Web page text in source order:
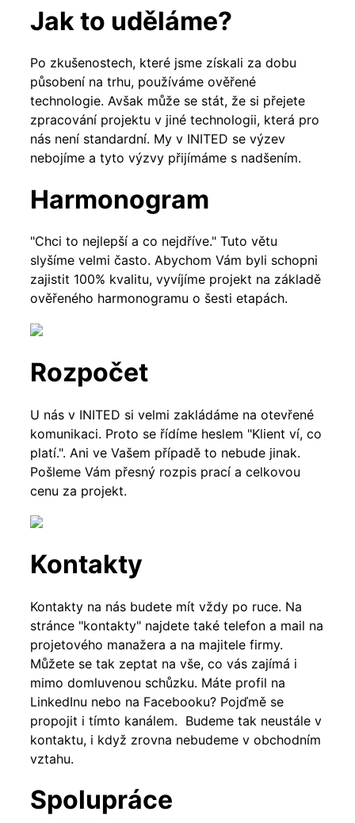
Jak to uděláme?
Po zkušenostech, které jsme získali za dobu
působení na trhu, používáme ověřené
technologie. Avšak může se stát, že si přejete
zpracování projektu v jiné technologii, která pro
nás není standardní. My v INITED se výzev
nebojíme a tyto výzvy přijímáme s nadšením.
Harmonogram
"Chci to nejlepší a co nejdříve." Tuto větu
slyšíme velmi často. Abychom Vám byli schopni
zajistit 100% kvalitu, vyvíjíme projekt na základě
ověřeného harmonogramu o šesti etapách.
Rozpočet
U nás v INITED si velmi zakládáme na otevřené
komunikaci. Proto se řídíme heslem "Klient ví, co
platí.". Ani ve Vašem případě to nebude jinak.
Pošleme Vám přesný rozpis prací a celkovou
cenu za projekt.
Kontakty
Kontakty na nás budete mít vždy po ruce. Na
stránce "kontakty" najdete také telefon a mail na
projetového manažera a na majitele firmy.
Můžete se tak zeptat na vše, co vás zajímá i
mimo domluvenou schůzku. Máte profil na
LinkedInu nebo na Facebooku? Pojďmě se
propojit i tímto kanálem. Budeme tak neustále v
kontaktu, i když zrovna nebudeme v obchodním
vztahu.
Spolupráce